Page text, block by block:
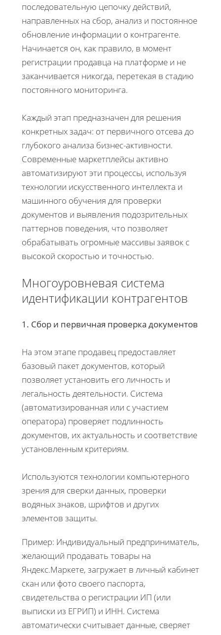
последовательную цепочку действий,
направленных на сбор, анализ и постоянное
обновление информации о контрагенте.
Начинается он, как правило, в момент
регистрации продавца на платформе и не
заканчивается никогда, перетекая в стадию
постоянного мониторинга.
Каждый этап предназначен для решения
конкретных задач: от первичного отсева до
глубокого анализа бизнес-активности.
Современные маркетплейсы активно
автоматизируют эти процессы, используя
технологии искусственного интеллекта и
машинного обучения для проверки
документов и выявления подозрительных
паттернов поведения, что позволяет
обрабатывать огромные массивы заявок с
высокой скоростью и точностью.
Многоуровневая система
идентификации контрагентов
1. Сбор и первичная проверка документов
На этом этапе продавец предоставляет
базовый пакет документов, который
позволяет установить его личность и
легальность деятельности. Система
(автоматизированная или с участием
оператора) проверяет подлинность
документов, их актуальность и соответствие
установленным критериям.
Используются технологии компьютерного
зрения для сверки данных, проверки
водяных знаков, шрифтов и других
элементов защиты.
Пример: Индивидуальный предприниматель,
желающий продавать товары на
Яндекс.Маркете, загружает в личный кабинет
скан или фото своего паспорта,
свидетельства о регистрации ИП (или
выписки из ЕГРИП) и ИНН. Система
автоматически считывает данные, сверяет